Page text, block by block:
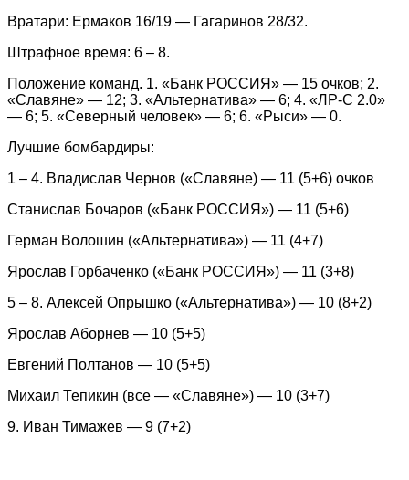
Вратари: Ермаков 16/19 — Гагаринов 28/32.
Штрафное время: 6 – 8.
Положение команд. 1. «Банк РОССИЯ» — 15 очков; 2.
«Славяне» — 12; 3. «Альтернатива» — 6; 4. ­«ЛР-С 2.0»
— 6; 5. «Северный человек» — 6; 6. «Рыси» — 0.
Лучшие бомбардиры:
1 – 4. Владислав Чернов («Славяне) — 11 (5+6) очков
Станислав Бочаров («Банк РОССИЯ») — 11 (5+6)
Герман Волошин («Альтернатива») — 11 (4+7)
Ярослав Горбаченко («Банк РОССИЯ») — 11 (3+8)
5 – 8. Алексей Опрышко («Альтернатива») — 10 (8+2)
Ярослав Аборнев — 10 (5+5)
Евгений Полтанов — 10 (5+5)
Михаил Тепикин (все — «Славяне») — 10 (3+7)
9. Иван Тимажев — 9 (7+2)